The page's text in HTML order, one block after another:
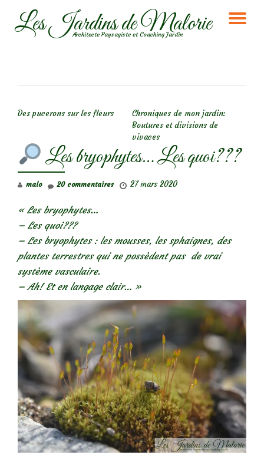
AllerLes Jardins de Malorie
Architecte Paysagiste et Coaching Jardin
Des pucerons sur les fleurs
Chroniques de mon jardin:
Boutures et divisions de
vivaces
Les bryophytes… Les quoi???
malo 27 mars 2020
20 commentaires
« Les bryophytes…
– Les quoi???
– Les bryophytes : les mousses, les sphaignes, des
plantes terrestres qui ne possèdent pas de vrai
système vasculaire.
– Ah! Et en langage clair… »